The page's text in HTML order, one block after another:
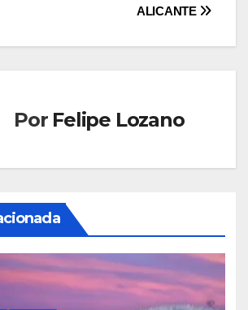
ALICANTE
Por Felipe Lozano